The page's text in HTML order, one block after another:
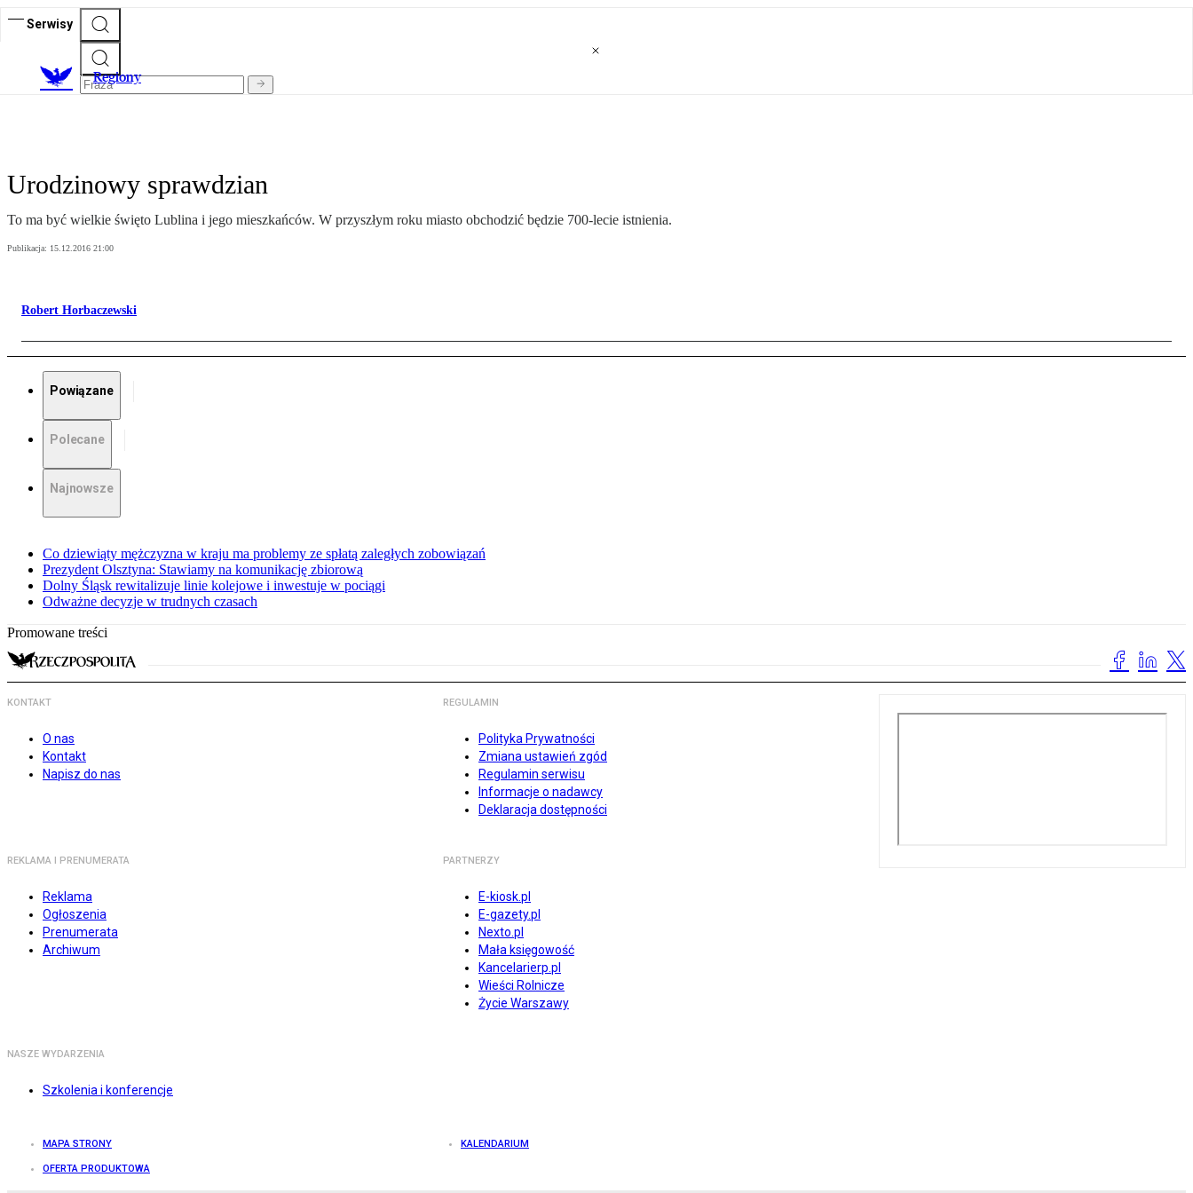
Serwisy
Regiony
Urodzinowy sprawdzian
To ma być wielkie święto Lublina i jego mieszkańców. W przyszłym roku miasto obchodzić będzie 700-lecie istnienia.
Publikacja: 15.12.2016 21:00
Robert Horbaczewski
Powiązane
Polecane
Najnowsze
Co dziewiąty mężczyzna w kraju ma problemy ze spłatą zaległych zobowiązań
Prezydent Olsztyna: Stawiamy na komunikację zbiorową
Dolny Śląsk rewitalizuje linie kolejowe i inwestuje w pociągi
Odważne decyzje w trudnych czasach
Promowane treści
KONTAKT
O nas
Kontakt
Napisz do nas
REGULAMIN
Polityka Prywatności
Zmiana ustawień zgód
Regulamin serwisu
Informacje o nadawcy
Deklaracja dostępności
REKLAMA I PRENUMERATA
Reklama
Ogłoszenia
Prenumerata
Archiwum
PARTNERZY
E-kiosk.pl
E-gazety.pl
Nexto.pl
Mała księgowość
Kancelarierp.pl
Wieści Rolnicze
Życie Warszawy
NASZE WYDARZENIA
Szkolenia i konferencje
MAPA STRONY KALENDARIUM
OFERTA PRODUKTOWA